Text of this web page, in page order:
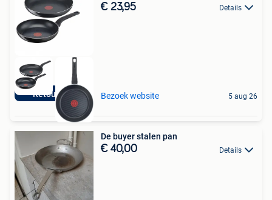
Retourdeal
€ 23,95 Details
Bezoek website 5 aug 26
De buyer stalen pan
€ 40,00 Details